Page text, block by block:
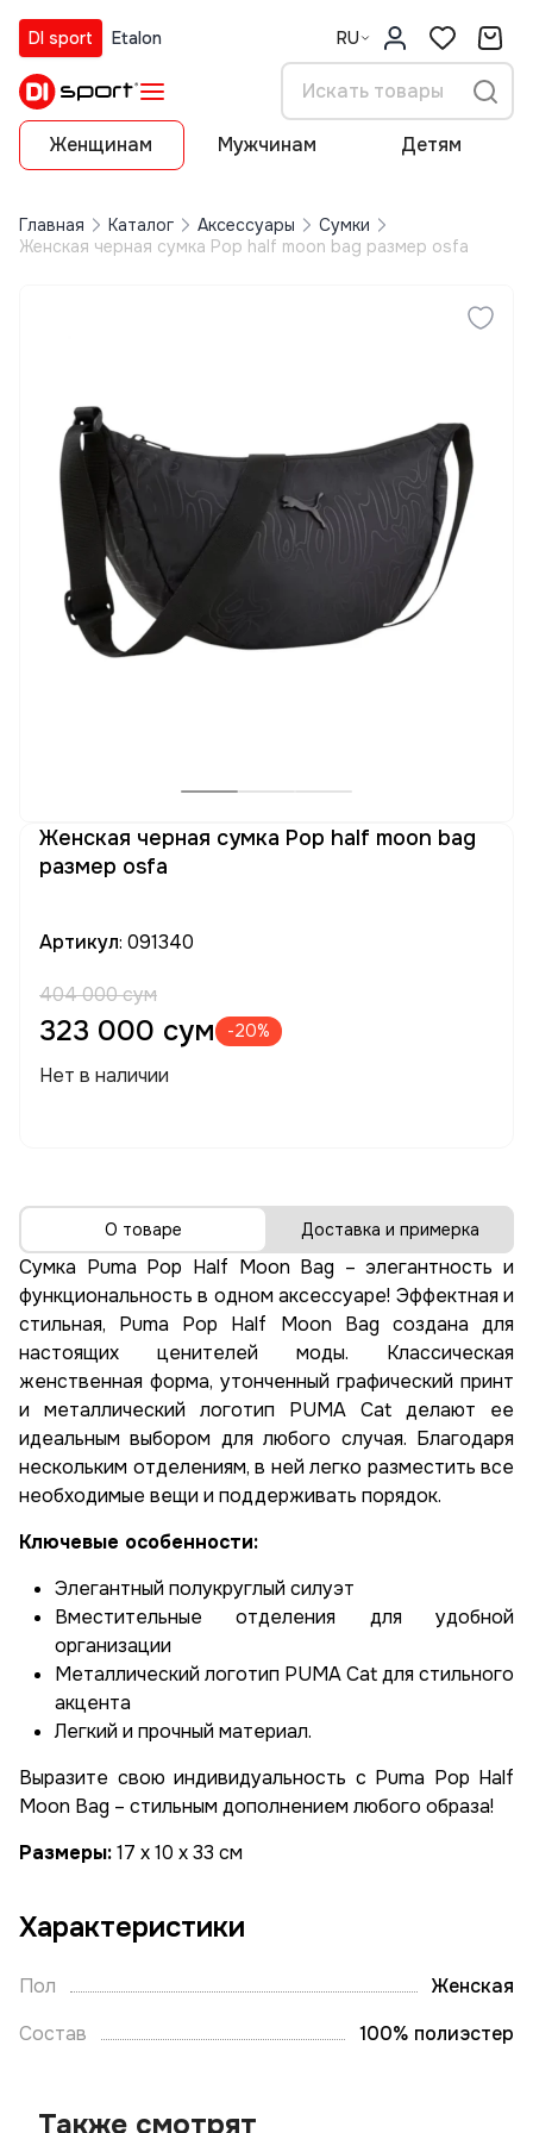
DI sport Etalon RU
Женщинам Мужчинам Детям
Главная Каталог Аксессуары
Сумки
Женская черная сумка Pop half moon bag размер osfa
Женская черная сумка Pop half moon bag
размер osfa
Артикул: 091340
404 000 сум
323 000 сум -20%
Нет в наличии
О товаре Доставка и примерка
Сумка Puma Pop Half Moon Bag – элегантность и
функциональность в одном аксессуаре! Эффектная и
стильная, Puma Pop Half Moon Bag создана для
настоящих ценителей моды. Классическая
женственная форма, утонченный графический принт
и металлический логотип PUMA Cat делают ее
идеальным выбором для любого случая. Благодаря
нескольким отделениям, в ней легко разместить все
необходимые вещи и поддерживать порядок.
Ключевые особенности:
Элегантный полукруглый силуэт
Вместительные отделения для удобной
организации
Металлический логотип PUMA Cat для стильного
акцента
Легкий и прочный материал.
Выразите свою индивидуальность с Puma Pop Half
Moon Bag – стильным дополнением любого образа!
Размеры:17 х 10 х 33 см
Характеристики
Пол
Женская
Состав
100% полиэстер
Также смотрят